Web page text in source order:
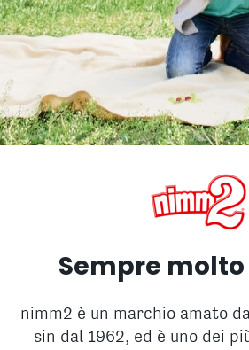
Sempre
nimm2 è un marchio amato
sin dal 1962, ed è uno dei